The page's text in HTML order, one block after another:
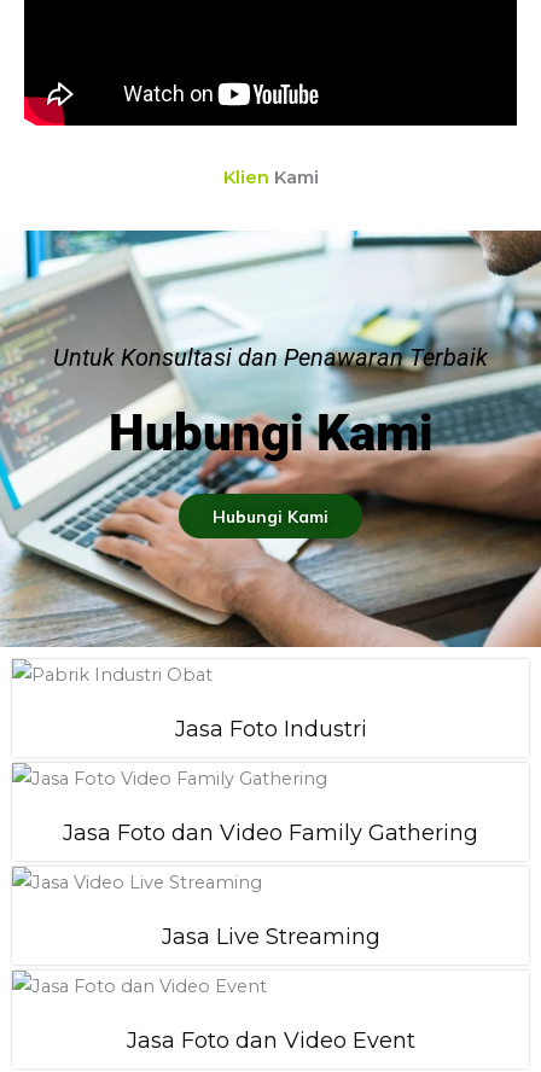
Klien Kami
Untuk Konsultasi dan Penawaran Terbaik
Hubungi Kami
Hubungi Kami
Jasa Foto Industri
Jasa Foto dan Video Family Gathering
Jasa Live Streaming
Jasa Foto dan Video Event